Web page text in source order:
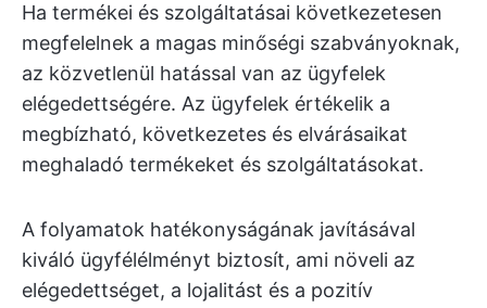
Ha termékei és szolgáltatásai következetesen
megfelelnek a magas minőségi szabványoknak,
az közvetlenül hatással van az ügyfelek
elégedettségére. Az ügyfelek értékelik a
megbízható, következetes és elvárásaikat
meghaladó termékeket és szolgáltatásokat.
A folyamatok hatékonyságának javításával
kiváló ügyfélélményt biztosít, ami növeli az
elégedettséget, a lojalitást és a pozitív